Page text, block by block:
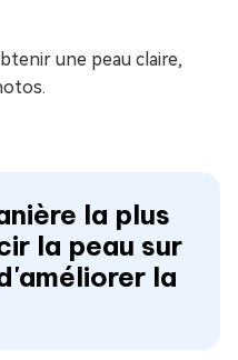
une peau claire,
la plus
la peau sur
la